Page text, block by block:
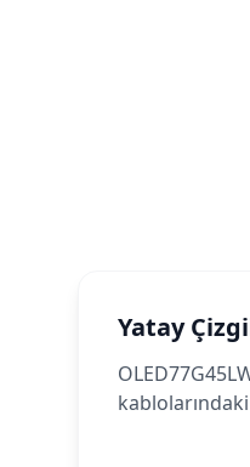
Yatay